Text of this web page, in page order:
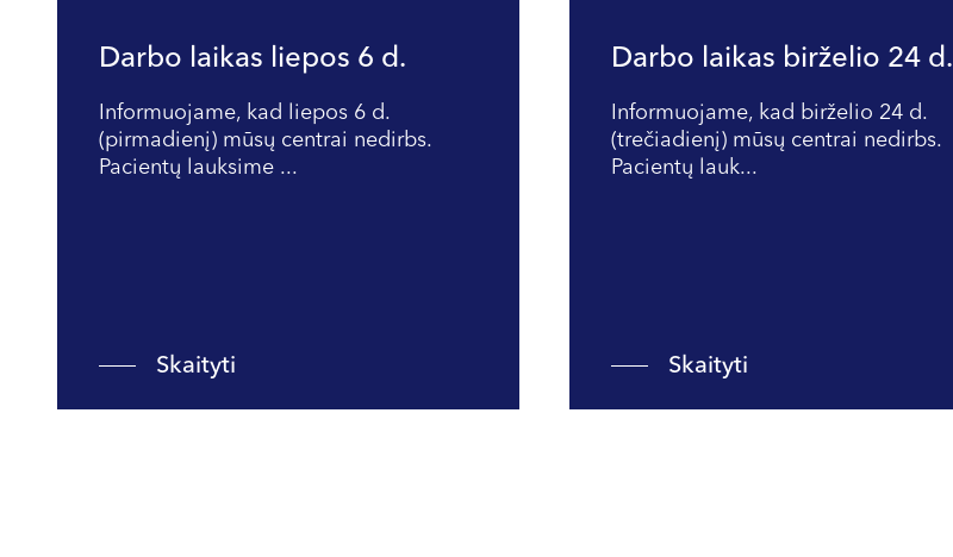
Darbo laikas liepos 6 d.
Informuojame, kad liepos 6 d.
(pirmadienį) mūsų centrai nedirbs.
Pacientų lauksime ...
Skaityti
Darbo laikas birželio 24 d.
Informuojame, kad birželio 24 d.
(trečiadienį) mūsų centrai nedirbs.
Pacientų lauk...
Skaityti